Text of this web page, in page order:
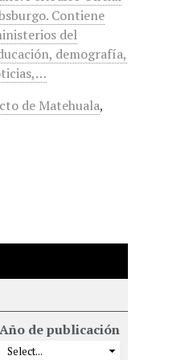
Contiene
del
demografía,
de Matehuala,
Año de publicación